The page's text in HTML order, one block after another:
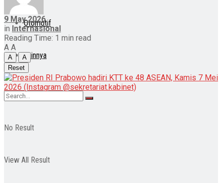
Otomotif
Lainnya
No Result
View All Result
9 May 2026
in Internasional
Reading Time: 1 min read
A A
A
A
Reset